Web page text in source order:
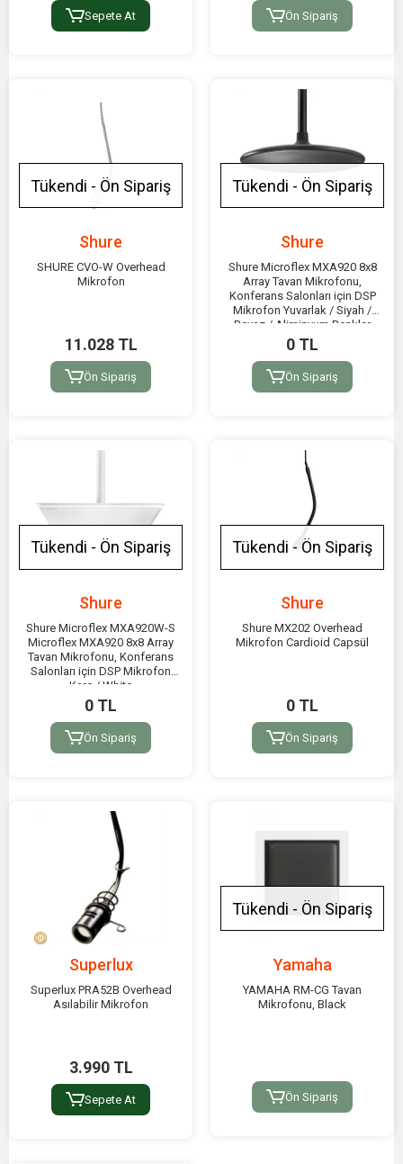
Sepete At Ön Sipariş
Tükendi - Ön Sipariş
Shure
SHURE CVO-W Overhead
Mikrofon
11.028 TL
Ön Sipariş
Tükendi - Ön Sipariş
Shure
Shure Microflex MXA920 8x8
Array Tavan Mikrofonu,
Konferans Salonları için DSP
Mikrofon Yuvarlak / Siyah /
Beyaz / Aliminyum Renkler
0 TL
Ön Sipariş
Tükendi - Ön Sipariş
Shure
Shure Microflex MXA920W-S
Microflex MXA920 8x8 Array
Tavan Mikrofonu, Konferans
Salonları için DSP Mikrofon
Kare / White
0 TL
Ön Sipariş
Tükendi - Ön Sipariş
Shure
Shure MX202 Overhead
Mikrofon Cardioid Capsül
0 TL
Ön Sipariş
Superlux
Superlux PRA52B Overhead
Asılabilir Mikrofon
3.990 TL
Sepete At
Tükendi - Ön Sipariş
Yamaha
YAMAHA RM-CG Tavan
Mikrofonu, Black
Ön Sipariş